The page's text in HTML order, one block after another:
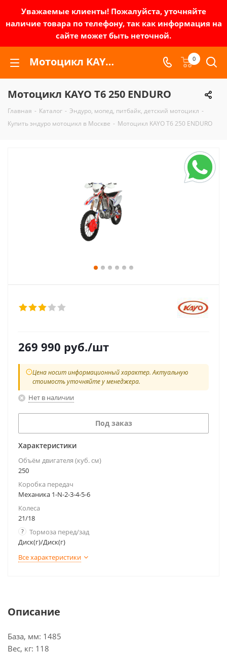
Уважаемые клиенты! Пожалуйста, уточняйте
наличие товара по телефону, так как информация на
сайте может быть неточной.
Мотоцикл KAYO T6 250 ENDURO | Зел-мото 0
Мотоцикл KAYO T6 250 ENDURO
Главная - Каталог - Эндуро, мопед, питбайк, детский мотоцикл -
Купить эндуро мотоцикл в Москве - Мотоцикл KAYO T6 250 ENDURO
269 990 руб./шт
Цена носит информационный характер. Актуальную
стоимость уточняйте у менеджера.
Нет в наличии
Под заказ
Характеристики
Объём двигателя (куб. см)
250
Коробка передач
Механика 1-N-2-3-4-5-6
Колеса
21/18
?
Тормоза перед/зад
Диск(г)/Диск(г)
Все характеристики
Описание
База, мм: 1485
Вес, кг: 118